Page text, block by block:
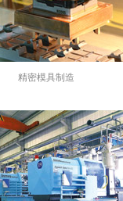
精密模具制造